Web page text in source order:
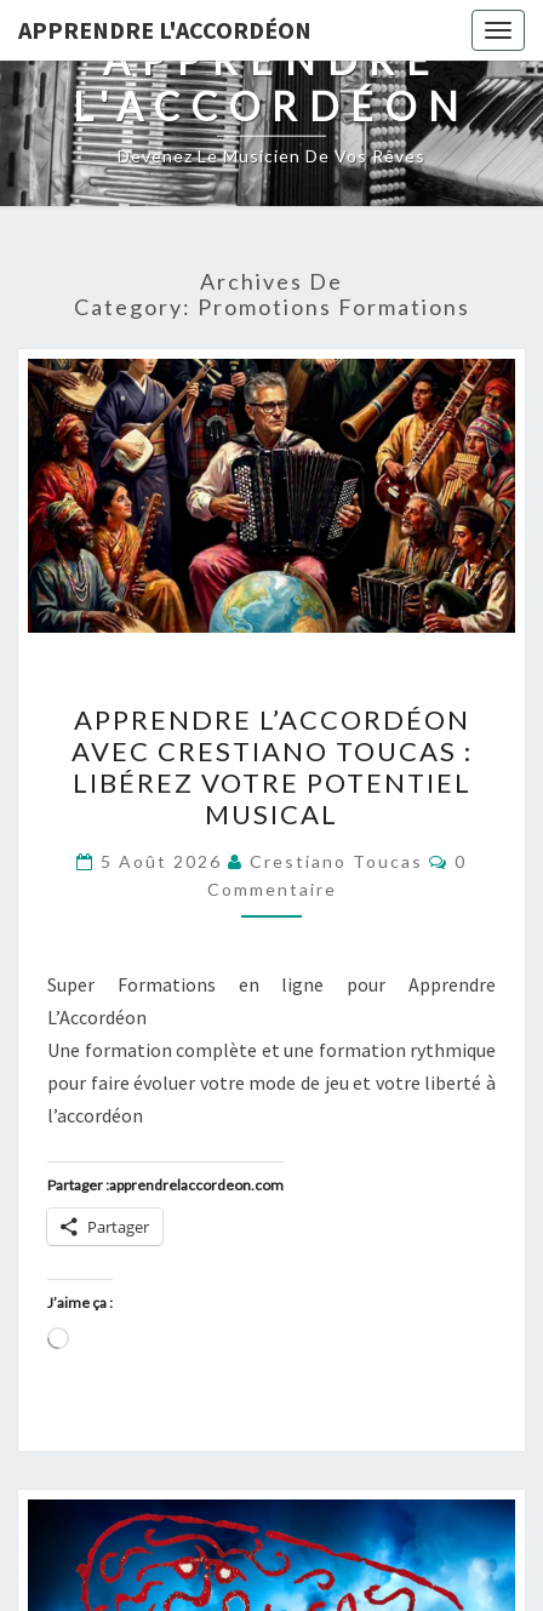
content
APPRENDRE L'ACCORDÉON
APPRENDRE
L'ACCORDÉON
Devenez Le Musicien De Vos Rêves
Archives De
Category: Promotions Formations
L’ACCORDÉON
AVEC
CRESTIANO
TOUCAS
:
LIBÉREZ
VOTRE
MUSICAL
APPRENDRE L’ACCORDÉON
AVEC CRESTIANO TOUCAS :
LIBÉREZ VOTRE POTENTIEL
MUSICAL
5 Août 2026 Crestiano Toucas
0
Commentaire
Super Formations en ligne pour Apprendre
L’Accordéon
Une formation complète et une formation rythmique
pour faire évoluer votre mode de jeu et votre liberté à
l’accordéon
Partager :apprendrelaccordeon.com
Partager
J’aime ça :
Chargement…